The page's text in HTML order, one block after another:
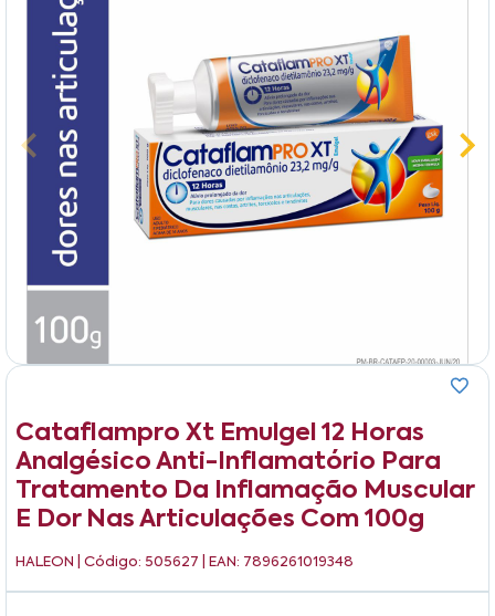
Cataflampro Xt Emulgel 12 Horas
Analgésico Anti-Inflamatório Para
Tratamento Da Inflamação Muscular
E Dor Nas Articulações Com 100g
HALEON | Código: 505627 | EAN: 7896261019348